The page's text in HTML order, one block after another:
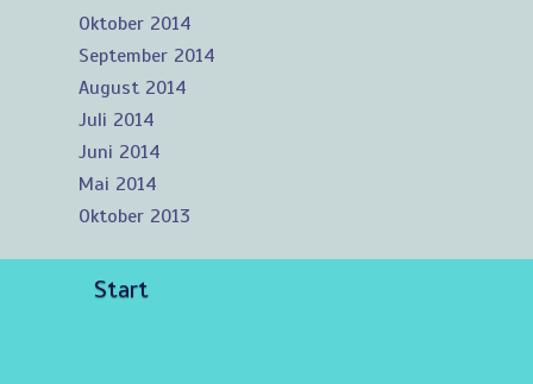
Oktober 2014
September 2014
August 2014
Juli 2014
Juni 2014
Mai 2014
Oktober 2013
Start